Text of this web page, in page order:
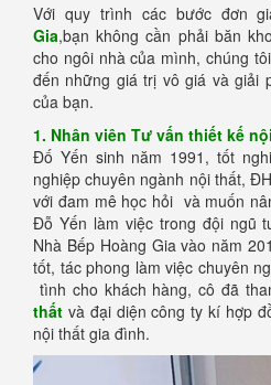
Với quy trình các bước đơn
Gia,bạn không cần phải băn
cho ngôi nhà của mình, chúng
đến những giá trị vô giá và giải
của bạn.
1. Nhân viên Tư vấn thiết kế
Đố Yến sinh năm 1991, tốt
nghiệp chuyên ngành nội thất,
với đam mê học hỏi và muốn
Đỗ Yến làm việc trong đội ngũ
Nhà Bếp Hoàng Gia vào năm
tốt, tác phong làm việc chuyên
tình cho khách hàng, cô đã
thất và đại diện công ty kí hợp
nội thất gia đình.